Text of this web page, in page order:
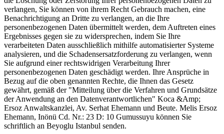
verlangen, Sie können von ihrem Recht Gebrauch machen, eine
Benachrichtigung an Dritte zu verlangen, an die Ihre
personenbezogenen Daten übermittelt werden, dem Auftreten eines
Ergebnisses gegen sie zu widersprechen, indem Sie Ihre
verarbeiteten Daten ausschließlich mithilfe automatisierter Systeme
analysieren, und die Schadensersatzforderung zu verlangen, wenn
Sie aufgrund einer rechtswidrigen Verarbeitung Ihrer
personenbezogenen Daten geschädigt werden. Ihre Ansprüche in
Bezug auf die oben genannten Rechte, die Ihnen das Gesetz
gewährt, gemäß der "Mitteilung über die Verfahren und Grundsätze
der Anwendung an den Datenverantwortlichen" Koca &Amp;
Ersoz Anwaltskanzlei, Av. Serhat Ehemann und Beute. Melis Ersoz
Ehemann, Inönü Cd. Nr.: 23 D: 10 Gumussuyu können Sie
schriftlich an Beyoglu Istanbul senden.